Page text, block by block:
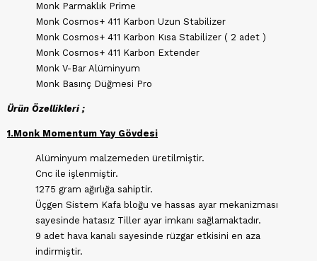
Monk Parmaklık Prime
Monk Cosmos+ 411 Karbon Uzun Stabilizer
Monk Cosmos+ 411 Karbon Kısa Stabilizer ( 2 adet )
Monk Cosmos+ 411 Karbon Extender
Monk V-Bar Alüminyum
Monk Basınç Düğmesi Pro
Ürün Özellikleri ;
1.Monk Momentum Yay Gövdesi
Alüminyum malzemeden üretilmiştir.
Cnc ile işlenmiştir.
1275 gram ağırlığa sahiptir.
Üçgen Sistem Kafa bloğu ve hassas ayar mekanizması
sayesinde hatasız Tiller ayar imkanı sağlamaktadır.
9 adet hava kanalı sayesinde rüzgar etkisini en aza
indirmiştir.